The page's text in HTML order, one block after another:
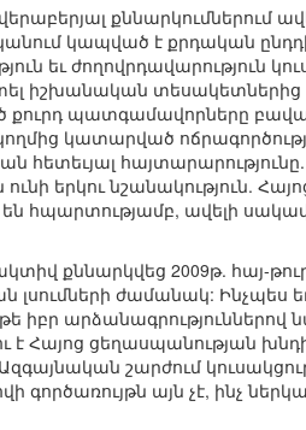
քննարկումներում
կապված է քրդական
եւ ժողովրդավարություն
իշխանական տեսակետներից
քուրդ պատգամավորները
կատարված
հետեւյալ հայտարարությունը.
ունի երկու նշանակություն.
հպարտությամբ, ավելի
քննարկվեց 2009թ. հայ-
ժամանակ: Ինչպես
իբր արձանագրություններով
Հայոց ցեղասպանության
շարժում
այն չէ, ինչ